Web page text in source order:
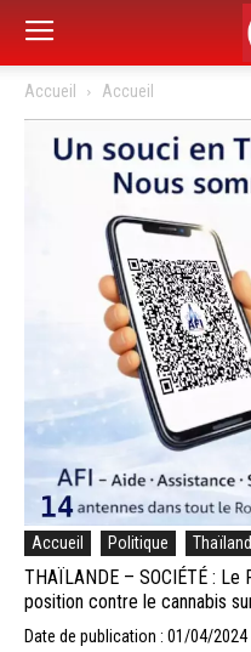
Accueil Accueil
Accueil Politique
THAÏLANDE – SOCIÉTÉ :
position contre le cannabis
Date de publication : 01/04/2024